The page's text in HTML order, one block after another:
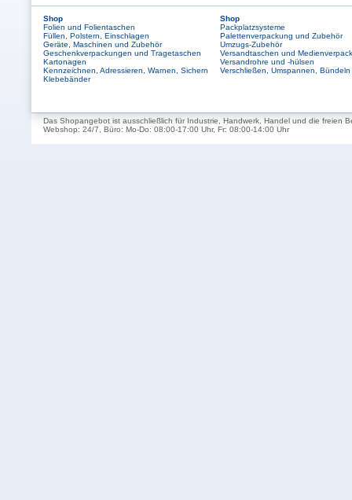
Shop
Folien und Folientaschen
Füllen, Polstern, Einschlagen
Geräte, Maschinen und Zubehör
Geschenkverpackungen und Tragetaschen
Kartonagen
Kennzeichnen, Adressieren, Warnen, Sichern
Klebebänder
Shop
Packplatzsysteme
Palettenverpackung und Zubehör
Umzugs-Zubehör
Versandtaschen und
Versandrohre und -hülsen
Verschließen, Umspannen, Bündeln
Das Shopangebot ist ausschließlich für Industrie, Handwerk, Handel und die freien
Webshop: 24/7, Büro: Mo-Do: 08:00-17:00 Uhr, Fr: 08:00-14:00 Uhr